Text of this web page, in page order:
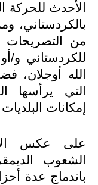
الأحدث للحركة
بالكردستاني،
من التصريحات
للكردستاني و/
الله أوجلان،
التي يرأسها
إمكانات
على عكس
باندماج عدة